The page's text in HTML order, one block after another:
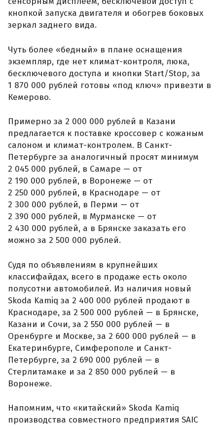
кнопкой запуска двигателя и обогрев боковых
зеркал заднего вида.
Чуть более «бедный» в плане оснащения
экземпляр, где нет климат-контроля, люка,
бесключевого доступа и кнопки Start/Stop, за
1 870 000 рублей готовы «под ключ» привезти в
Кемерово.
Примерно за 2 000 000 рублей в Казани
предлагается к поставке кроссовер с кожаным
салоном и климат-контролем. В Санкт-
Петербурге за аналогичный просят минимум
2 045 000 рублей, в Самаре — от
2 190 000 рублей, в Воронеже — от
2 250 000 рублей, в Краснодаре — от
2 300 000 рублей, в Перми — от
2 390 000 рублей, в Мурманске — от
2 430 000 рублей, а в Брянске заказать его
можно за 2 500 000 рублей.
Судя по объявлениям в крупнейших
классифайдах, всего в продаже есть около
полусотни автомобилей. Из наличия новый
Skoda Kamiq за 2 400 000 рублей продают в
Краснодаре, за 2 500 000 рублей — в Брянске,
Казани и Сочи, за 2 550 000 рублей — в
Оренбурге и Москве, за 2 600 000 рублей — в
Екатеринбурге, Симферополе и Санкт-
Петербурге, за 2 690 000 рублей — в
Стерлитамаке и за 2 850 000 рублей — в
Воронеже.
Напомним, что «китайский» Skoda Kamiq
производства совместного предприятия SAIC